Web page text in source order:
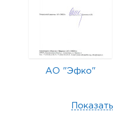
АО "Эфко"